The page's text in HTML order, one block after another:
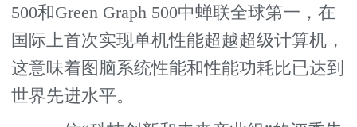
500和Green Graph 500中蝉联全球第一，在
国际上首次实现单机性能超越超级计算机，
这意味着图脑系统性能和性能功耗比已达到
世界先进水平。